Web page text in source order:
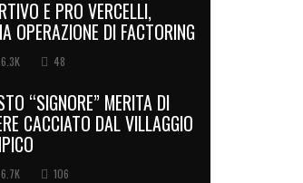
E PRO VERCELLI,
OPERAZIONE DI FACTORING
48
“SIGNORE” MERITA DI
CACCIATO DAL VILLAGGIO
106